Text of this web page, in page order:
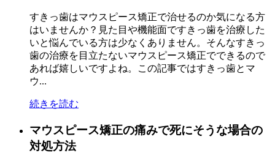
すきっ歯はマウスピース矯正で治せるのか気になる方
はいませんか？見た目や機能面ですきっ歯を治療した
いと悩んでいる方は少なくありません。そんなすきっ
歯の治療を目立たないマウスピース矯正でできるので
あれば嬉しいですよね。この記事ではすきっ歯とマ
ウ...
続きを読む
マウスピース矯正の痛みで死にそうな場合の
対処方法